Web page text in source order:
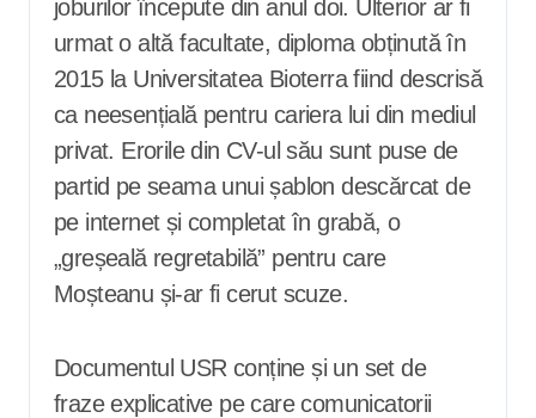
joburilor începute din anul doi. Ulterior ar fi
urmat o altă facultate, diploma obținută în
2015 la Universitatea Bioterra fiind descrisă
ca neesențială pentru cariera lui din mediul
privat. Erorile din CV-ul său sunt puse de
partid pe seama unui șablon descărcat de
pe internet și completat în grabă, o
„greșeală regretabilă” pentru care
Moșteanu și-ar fi cerut scuze.
Documentul USR conține și un set de
fraze explicative pe care comunicatorii